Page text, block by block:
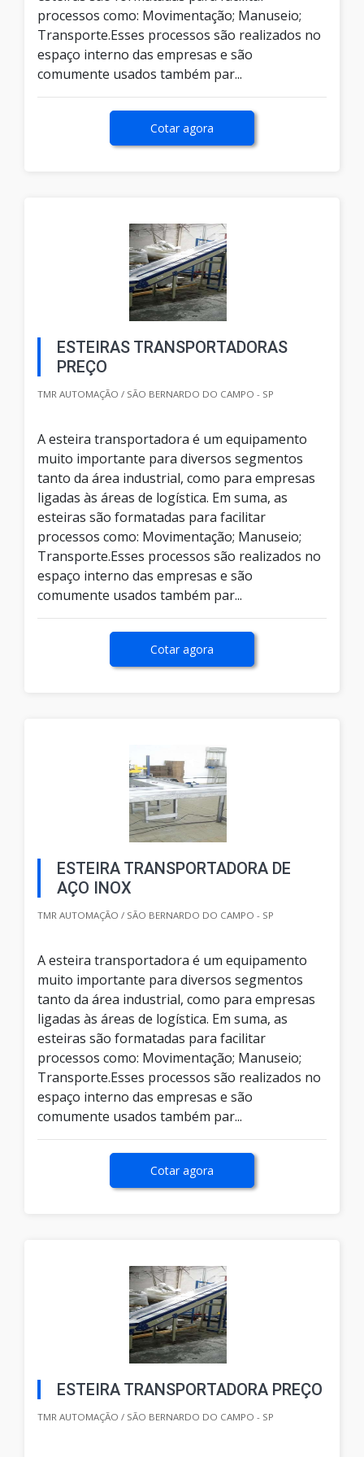
processos como: Movimentação; Manuseio;
Transporte.Esses processos são realizados no
espaço interno das empresas e são
comumente usados também par...
Cotar agora
ESTEIRAS TRANSPORTADORAS
PREÇO
TMR AUTOMAÇÃO / SÃO BERNARDO DO CAMPO - SP
A esteira transportadora é um equipamento
muito importante para diversos segmentos
tanto da área industrial, como para empresas
ligadas às áreas de logística. Em suma, as
esteiras são formatadas para facilitar
processos como: Movimentação; Manuseio;
Transporte.Esses processos são realizados no
espaço interno das empresas e são
comumente usados também par...
Cotar agora
ESTEIRA TRANSPORTADORA DE
AÇO INOX
TMR AUTOMAÇÃO / SÃO BERNARDO DO CAMPO - SP
A esteira transportadora é um equipamento
muito importante para diversos segmentos
tanto da área industrial, como para empresas
ligadas às áreas de logística. Em suma, as
esteiras são formatadas para facilitar
processos como: Movimentação; Manuseio;
Transporte.Esses processos são realizados no
espaço interno das empresas e são
comumente usados também par...
Cotar agora
ESTEIRA TRANSPORTADORA PREÇO
TMR AUTOMAÇÃO / SÃO BERNARDO DO CAMPO - SP